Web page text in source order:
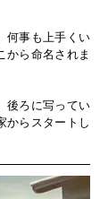
何事も上手くい
から命名されま
後ろに写ってい
からスタートし